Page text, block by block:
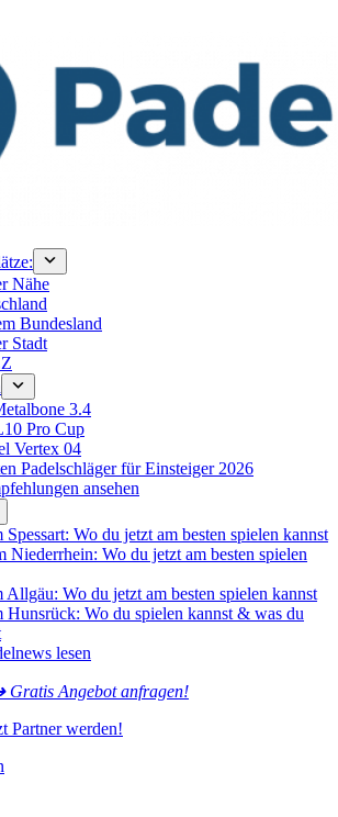
Nähe
Bundesland
Stadt
3.4
Pro Cup
Vertex 04
Padelschläger für Einsteiger 2026
ansehen
Spessart: Wo du jetzt am besten spielen kannst
Niederrhein: Wo du jetzt am besten spielen
Allgäu: Wo du jetzt am besten spielen kannst
Hunsrück: Wo du spielen kannst & was du
lesen
Gratis Angebot anfragen!
Partner werden!